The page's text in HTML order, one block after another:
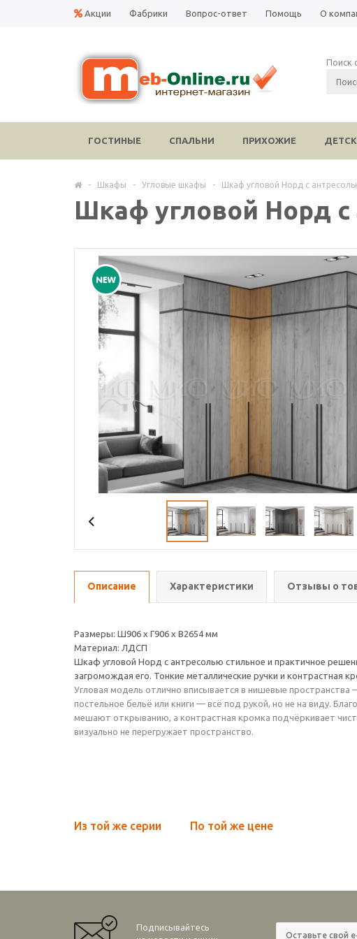
Акции Фабрики Вопрос-ответ Помощь О
Поиск
ГОСТИНЫЕ СПАЛЬНИ ПРИХОЖИЕ
- Шкафы - Угловые шкафы - Шкаф угловой Норд с
Шкаф угловой Норд с
Описание Характеристики Отзывы о
Размеры: Ш906 х Г906 х В2654 мм
Материал: ЛДСП
Шкаф угловой Норд с антресолью стильное и практичное
загромождая его. Тонкие металлические ручки и контрастная
Угловая модель отлично вписывается в нишевые
постельное бельё или книги — всё под рукой, но не на виду.
мешают открыванию, а контрастная кромка подчёркивает
визуально не перегружает пространство.
Из той же серии По той же цене
Подписывайтесь